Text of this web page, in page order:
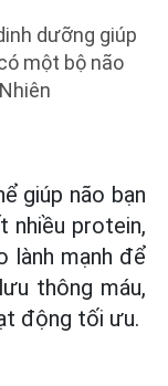
dưỡng giúp
một bộ não
giúp não bạn
nhiều protein,
lành mạnh để
thông máu,
động tối ưu.